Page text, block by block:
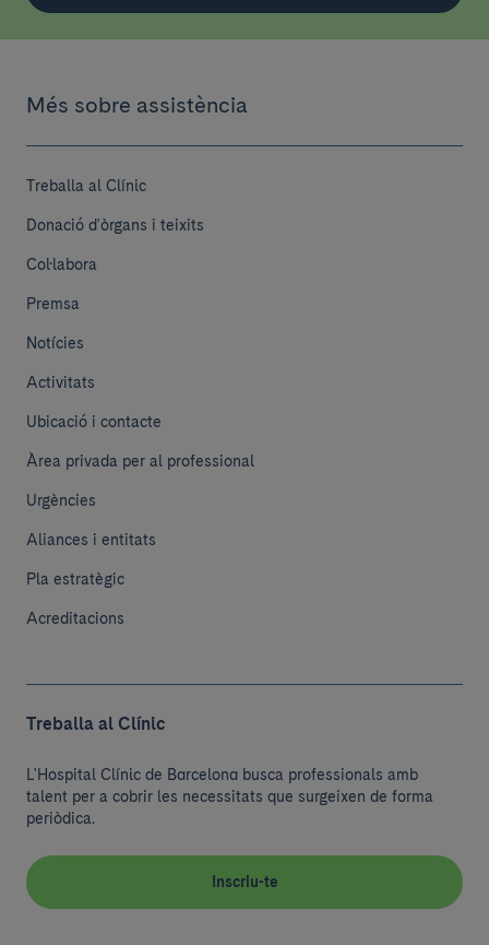
Més sobre assistència
Treballa al Clínic
Donació d'òrgans i teixits
Col·labora
Premsa
Notícies
Activitats
Ubicació i contacte
Àrea privada per al professional
Urgències
Aliances i entitats
Pla estratègic
Acreditacions
Treballa al Clínic
L'Hospital Clínic de Barcelona busca professionals amb
talent per a cobrir les necessitats que surgeixen de forma
periòdica.
Inscriu-te